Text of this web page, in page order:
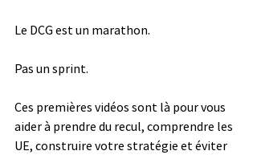
Le DCG est un marathon.
Pas un sprint.
Ces premières vidéos sont là pour vous
aider à prendre du recul, comprendre les
UE, construire votre stratégie et éviter